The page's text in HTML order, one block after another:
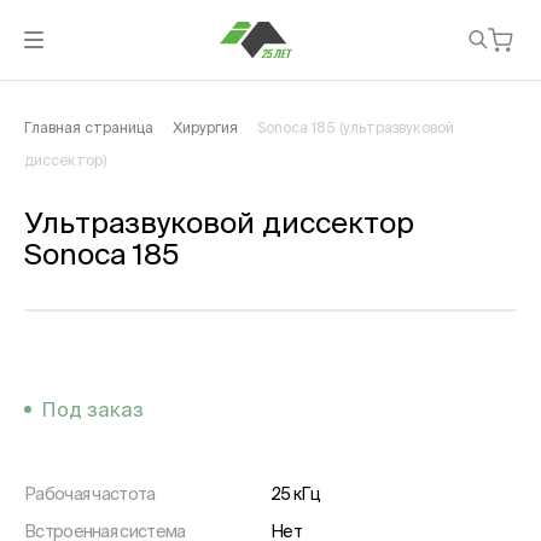
Главная страница Хирургия Sonoca 185 (ультразвуковой
диссектор)
Ультразвуковой диссектор
Sonoca 185
Под заказ
Рабочая частота
25 кГц
Встроенная система
Нет